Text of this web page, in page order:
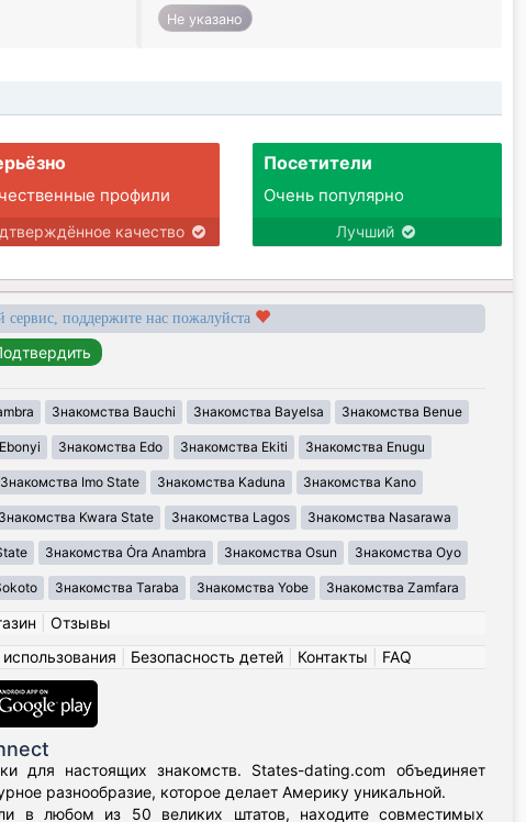
Не указано
профили
качество
Посетители
Очень популярно
Лучший
поддержите нас пожалуйста
Знакомства Bauchi Знакомства Bayelsa Знакомства Benue
Знакомства Edo Знакомства Ekiti Знакомства Enugu
Знакомства Imo State Знакомства Kaduna Знакомства Kano
Знакомства Kwara State Знакомства Lagos Знакомства Nasarawa
Знакомства Ȯra Anambra Знакомства Osun Знакомства Oyo
Знакомства Taraba Знакомства Yobe Знакомства Zamfara
Отзывы
Безопасность детей Контакты FAQ
для настоящих знакомств. States-dating.com объединяет
разнообразие, которое делает Америку уникальной.
в любом из 50 великих штатов, находите совместимых